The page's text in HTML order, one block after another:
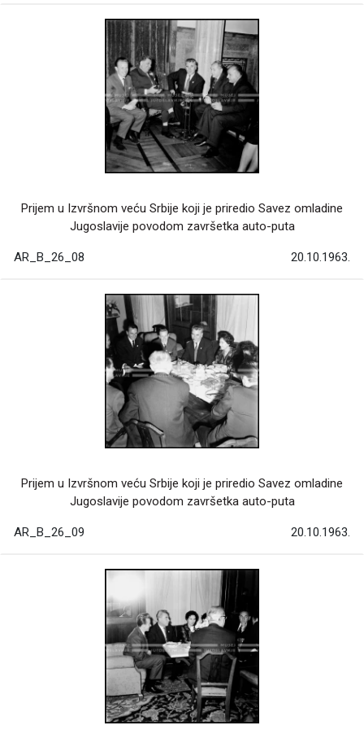
Prijem u Izvršnom veću Srbije koji je priredio Savez omladine
Jugoslavije povodom završetka auto-puta
AR_B_26_08 20.10.1963.
Prijem u Izvršnom veću Srbije koji je priredio Savez omladine
Jugoslavije povodom završetka auto-puta
AR_B_26_09 20.10.1963.